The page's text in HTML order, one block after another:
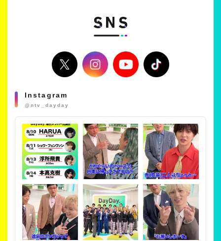
Instagram
@ntv_dayday